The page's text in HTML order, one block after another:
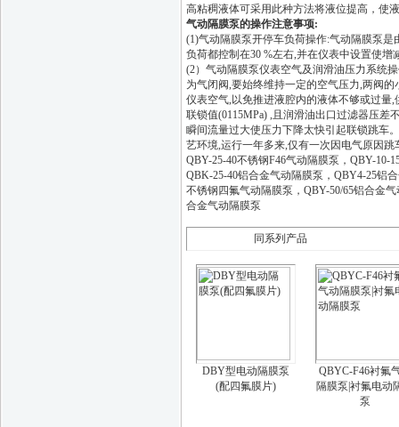
高粘稠液体可采用此种方法将液位提高，使
气动隔膜泵的操作注意事项:
(1)气动隔膜泵开停车负荷操作:气动隔膜泵
负荷都控制在30 %左右,并在仪表中设置使
(2）气动隔膜泵仪表空气及润滑油压力系
为气闭阀,要始终维持一定的空气压力,两阀
仪表空气,以免推进液腔内的液体不够或过量
联锁值(0115MPa) ,且润滑油出口过滤器压
瞬间流量过大使压力下降太快引起联锁跳车
艺环境,运行一年多来,仅有一次因电气原因
QBY-25-40不锈钢F46气动隔膜泵，QBY-10-
QBK-25-40铝合金气动隔膜泵，QBY4-25铝
不锈钢四氟气动隔膜泵，QBY-50/65铝合金
合金气动隔膜泵
同系列产品
DBY型电动隔膜泵
(配四氟膜片)
QBYC-F46衬氟
隔膜泵|衬氟电动
泵